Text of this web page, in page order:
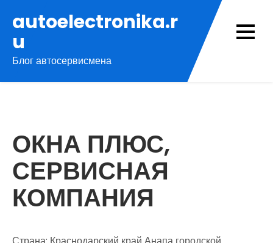
содержимому
autoelectronika.r
u
Блог автосервисмена
ОКНА ПЛЮС,
СЕРВИСНАЯ
КОМПАНИЯ